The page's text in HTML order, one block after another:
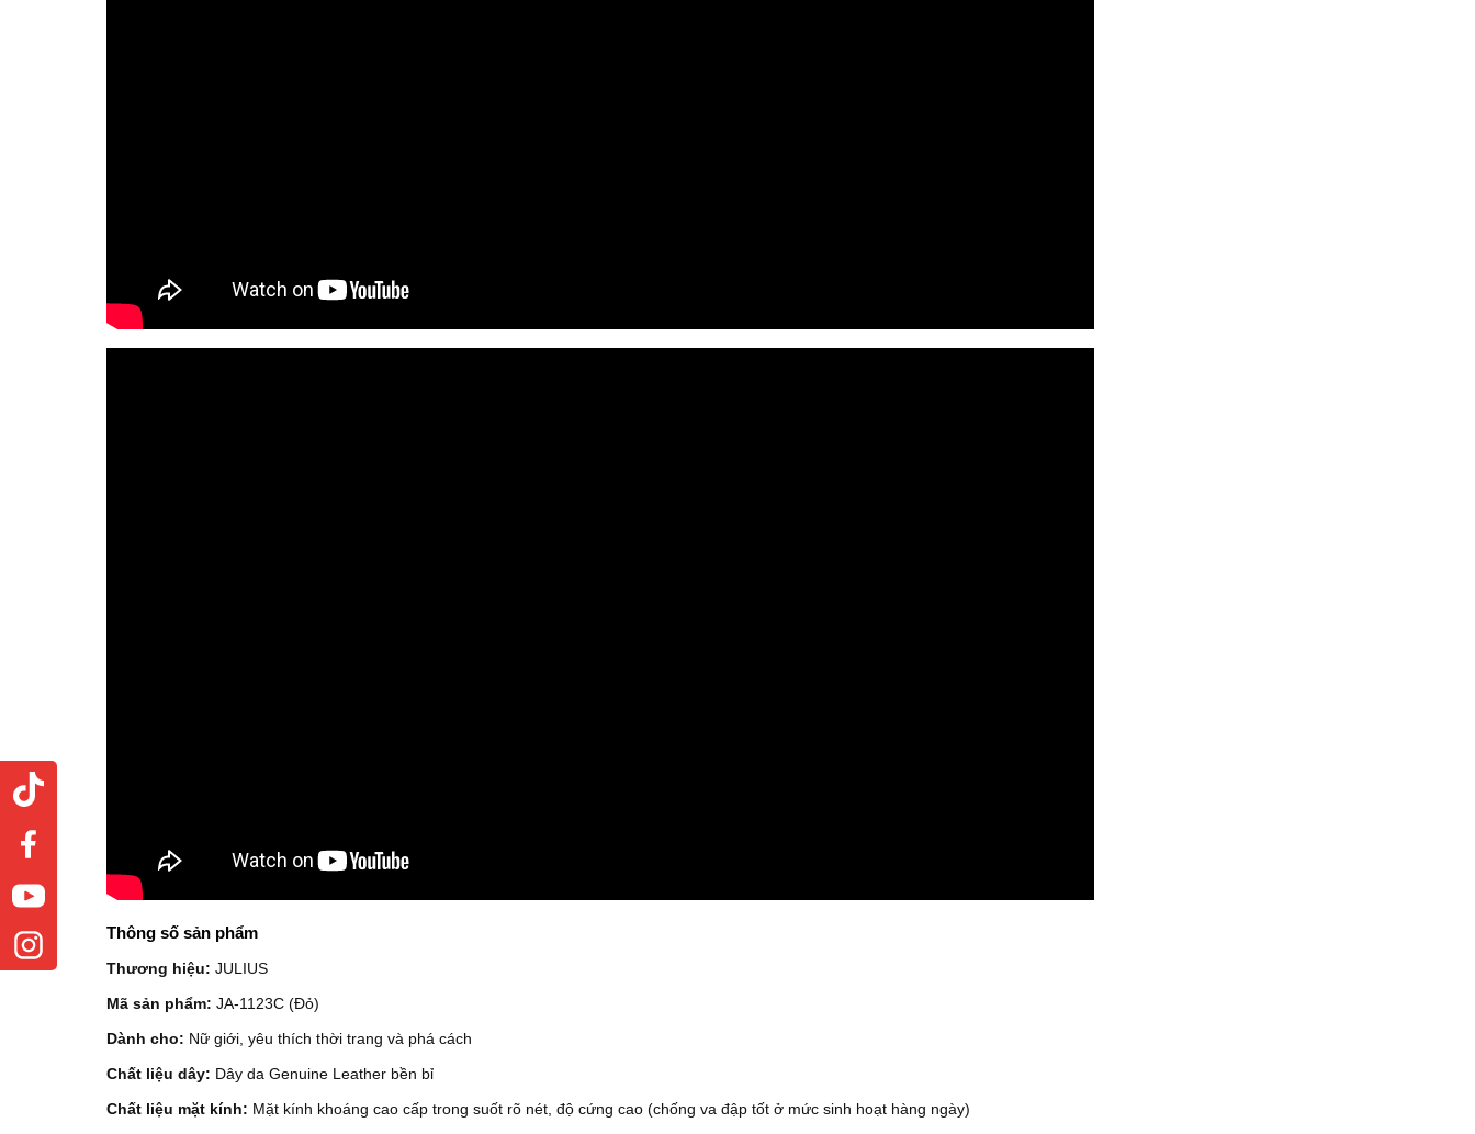
Thông số sản phẩm
Thương hiệu: JULIUS
Mã sản phẩm: JA-1123C (Đỏ)
Dành cho: Nữ giới, yêu thích thời trang và phá cách
Chất liệu dây: Dây da Genuine Leather bền bỉ
Chất liệu mặt kính: Mặt kính khoáng cao cấp trong suốt rõ nét, độ cứng cao (chống va đập tốt ở mức sinh hoạt hàng ngày)